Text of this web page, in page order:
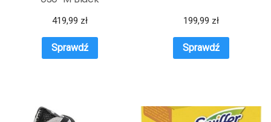
419,99 zł
Sprawdź
199,99 zł
Sprawdź